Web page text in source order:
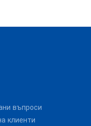
въпроси
клиенти